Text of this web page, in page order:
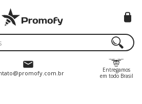
Entregamos
em todo Brasil